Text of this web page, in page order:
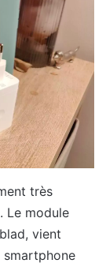
très
Le module
vient
smartphone